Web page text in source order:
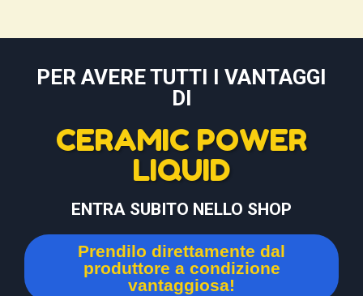
PER AVERE TUTTI I VANTAGGI
DI
CERAMIC POWER
LIQUID
ENTRA SUBITO NELLO SHOP
Prendilo direttamente dal
produttore a condizione
vantaggiosa!